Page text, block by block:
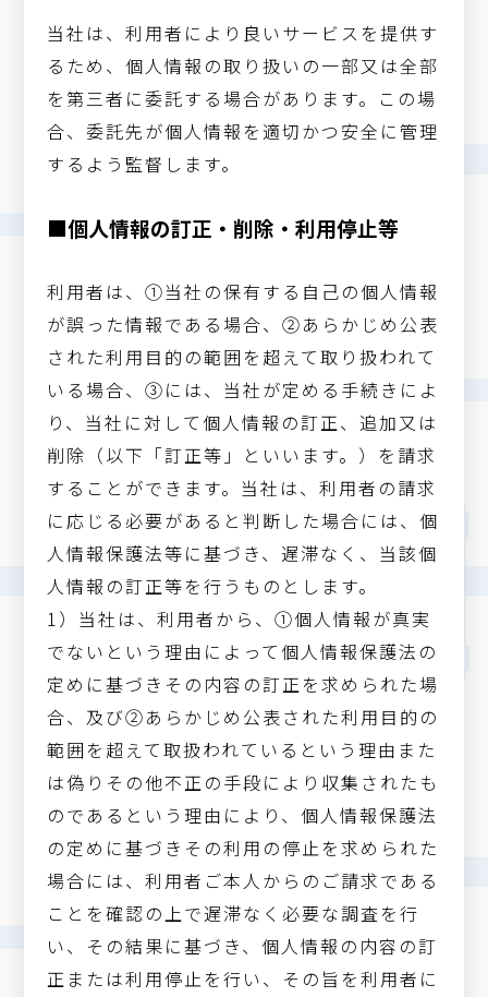
当社は、利用者により良いサービスを提供す
るため、個人情報の取り扱いの一部又は全部
を第三者に委託する場合があります。この場
合、委託先が個人情報を適切かつ安全に管理
するよう監督します。
■個人情報の訂正・削除・利用停止等
利用者は、①当社の保有する自己の個人情報
が誤った情報である場合、②あらかじめ公表
された利用目的の範囲を超えて取り扱われて
いる場合、③には、当社が定める手続きによ
り、当社に対して個人情報の訂正、追加又は
削除（以下「訂正等」といいます。）を請求
することができます。当社は、利用者の請求
に応じる必要があると判断した場合には、個
人情報保護法等に基づき、遅滞なく、当該個
人情報の訂正等を行うものとします。
1）当社は、利用者から、①個人情報が真実
でないという理由によって個人情報保護法の
定めに基づきその内容の訂正を求められた場
合、及び②あらかじめ公表された利用目的の
範囲を超えて取扱われているという理由また
は偽りその他不正の手段により収集されたも
のであるという理由により、個人情報保護法
の定めに基づきその利用の停止を求められた
場合には、利用者ご本人からのご請求である
ことを確認の上で遅滞なく必要な調査を行
い、その結果に基づき、個人情報の内容の訂
正または利用停止を行い、その旨を利用者に